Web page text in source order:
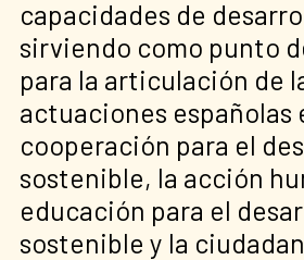
capacidades de
sirviendo como punto
para la articulación de
actuaciones españolas
cooperación para el
sostenible, la acción
educación para el
sostenible y la